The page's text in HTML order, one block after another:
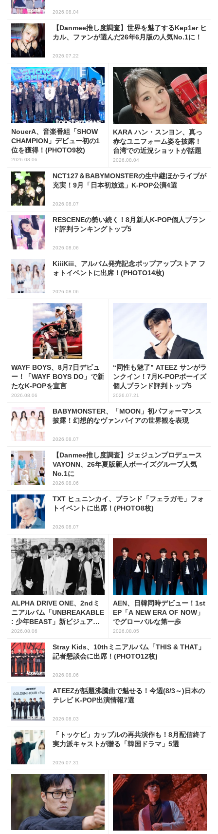
2026.08.04
【Danmee推し度調査】世界を魅了するKep1er ヒ
カル、ファンが選んだ26年6月版の人気No.1に！
2026.07.22
NouerA、音楽番組「SHOW
CHAMPION」デビュー初の1
位を獲得！(PHOTO9枚)
2026.08.06
KARA ハン・スンヨン、真っ
赤なユニフォーム姿を披露！
台湾での近況ショットが話題
2026.08.04
NCT127＆BABYMONSTERの生中継ほかライブが
充実！9月「日本初放送」K-POP公演4選
2026.08.07
RESCENEの勢い続く！8月新人K-POP個人ブラン
ド評判ランキングトップ5
2026.08.06
KiiiKiii、アルバム発売記念ポップアップストア フ
ォトイベントに出席！(PHOTO14枚)
2026.08.06
WAYF BOYS、8月7日デビュ
ー！「WAYF BOYS DO」で新
たなK-POPを宣言
2026.08.06
“同性も魅了” ATEEZ サンがラ
ンクイン！7月K-POPボーイズ
個人ブランド評判トップ5
2026.07.21
BABYMONSTER、「MOON」初パフォーマンス
披露！幻想的なヴァンパイアの世界観を表現
2026.08.07
【Danmee推し度調査】ジェジュンプロデュース
VAYONN、26年夏版新人ボーイズグループ人気
No.1に
2026.08.06
TXT ヒュニンカイ、ブランド「フェラガモ」フォ
トイベントに出席！(PHOTO8枚)
2026.08.07
ALPHA DRIVE ONE、2ndミ
ニアルバム「UNBREAKABLE
: 少年BEAST」新ビジュアル
解禁！
2026.08.06
AEN、日韓同時デビュー！1st
EP「A NEW ERA OF NOW」
でグローバルな第一歩
2026.08.05
Stray Kids、10thミニアルバム「THIS & THAT」
記者懇談会に出席！(PHOTO12枚)
2026.08.06
ATEEZが話題沸騰曲で魅せる！今週(8/3～)日本の
テレビ K-POP出演情報7選
2026.08.03
「トッケビ」カップルの再共演作も！8月配信終了
実力派キャストが贈る「韓国ドラマ」5選
2026.07.31